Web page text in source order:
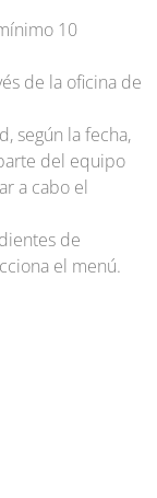
10
de la oficina de
según la fecha,
del equipo
a cabo el
de
el menú.